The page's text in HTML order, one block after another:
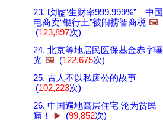
23. 吹嘘“生财率999.999%” 中国
电商卖“银行土”被闹捞智商税 🖼️
(123,897次)
24. 北京等地居民医保基金赤字曝
光 🖼️ (122,675次)
25. 古人不以私废公的故事
(102,223次)
26. 中国遍地高层住宅 沦为贫民
窟！
▶️ (99,852次)